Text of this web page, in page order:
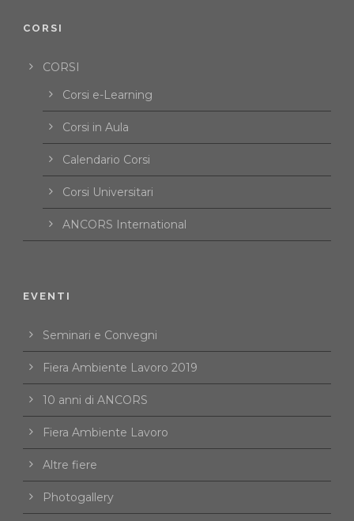
CORSI
CORSI
Corsi e-Learning
Corsi in Aula
Calendario Corsi
Corsi Universitari
ANCORS International
EVENTI
Seminari e Convegni
Fiera Ambiente Lavoro 2019
10 anni di ANCORS
Fiera Ambiente Lavoro
Altre fiere
Photogallery